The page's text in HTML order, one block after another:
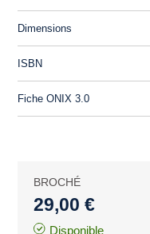
Dimensions
ISBN
Fiche ONIX 3.0
BROCHÉ
29,00 €
Disponible